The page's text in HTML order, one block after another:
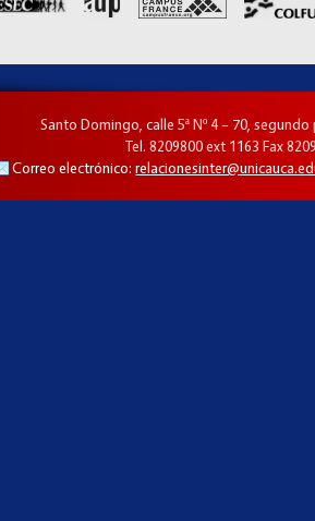
Santo Domingo, calle 5ª Nº 4 – 70,
Tel. 8209800 ext 1163 Fax
Correo electrónico: